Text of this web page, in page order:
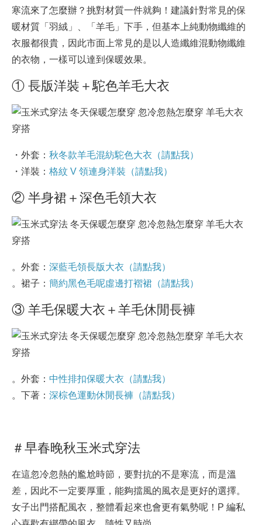
寒流來了怎麼辦？挑對材質一件就夠！建議針對常見的保
暖材質「羽絨」、「羊毛」下手，但基本上純動物纖維的
衣服都很貴，因此市面上常見的是以人造纖維混動物纖維
的衣物，一樣可以達到保暖效果。
① 長版洋裝＋駝色羊毛大衣
・外套： 秋冬款羊毛混紡駝色大衣（請點我）
・洋裝： 格紋 V 領連身洋裝（請點我）
② 半身裙＋深色毛領大衣
。外套： 深藍毛領長版大衣（請點我）
。裙子： 簡約黑色毛呢虛邊打褶裙（請點我）
③ 羊毛保暖大衣＋羊毛休閒長褲
。外套： 中性排扣保暖大衣（請點我）
。下著： 深棕色運動休閒長褲（請點我）
＃早春晚秋玉米式穿法
在這忽冷忽熱的尷尬時節，要對抗的不是寒流，而是溫
差，因此不一定要厚重，能夠擋風的風衣是更好的選擇。
女子出門搭配風衣，整體看起來也會更有氣勢呢！P 編私